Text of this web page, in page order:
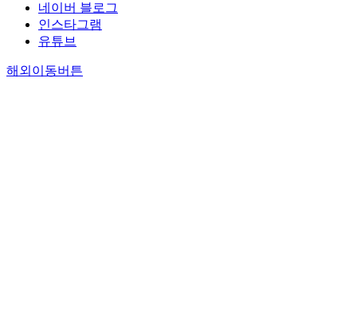
네이버 블로그
인스타그램
유튜브
해외이동버튼